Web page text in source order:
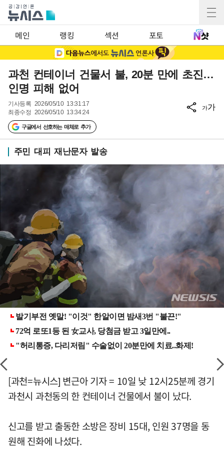
메인 랭킹 섹션 포토
과천 컨테이너 건물서 불, 20분 만에 초진…
인명 피해 없어
기사등록 2026/05/10 13:31:17
최종수정 2026/05/10 13:34:24
구글에서 선호하는 매체로 추가
가가
주민 대피 재난문자 발송
[과천=뉴시스] 변근아 기자 = 10일 낮 12시25분께 경기
과천시 과천동의 한 컨테이너 건물에서 불이 났다.
신고를 받고 출동한 소방은 장비 15대, 인원 37명을 동
원해 진화에 나섰다.